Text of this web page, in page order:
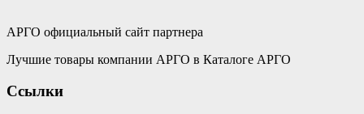
АРГО официальный сайт партнера
Лучшие товары компании АРГО в Каталоге АРГО
Ссылки